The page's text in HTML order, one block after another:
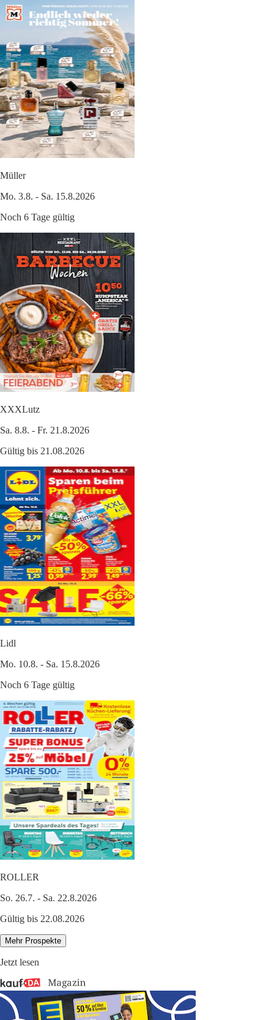
Müller
Mo. 3.8. - Sa. 15.8.2026
Noch 6 Tage gültig
XXXLutz
Sa. 8.8. - Fr. 21.8.2026
Gültig bis 21.08.2026
Lidl
Mo. 10.8. - Sa. 15.8.2026
Noch 6 Tage gültig
ROLLER
So. 26.7. - Sa. 22.8.2026
Gültig bis 22.08.2026
Mehr Prospekte
Jetzt lesen